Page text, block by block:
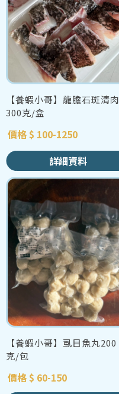
【養蝦小哥】龍膽石斑清肉
300克/盒
價格 $ 100-1250
詳細資料
【養蝦小哥】虱目魚丸200
克/包
價格 $ 60-150